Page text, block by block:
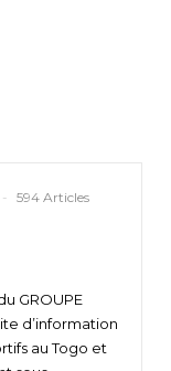
594 Articles
GROUPE
d’information
au Togo et